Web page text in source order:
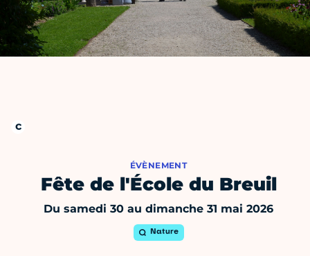
ÉVÈNEMENT
Fête de l'École du Breuil
Du samedi 30 au dimanche 31 mai 2026
Nature